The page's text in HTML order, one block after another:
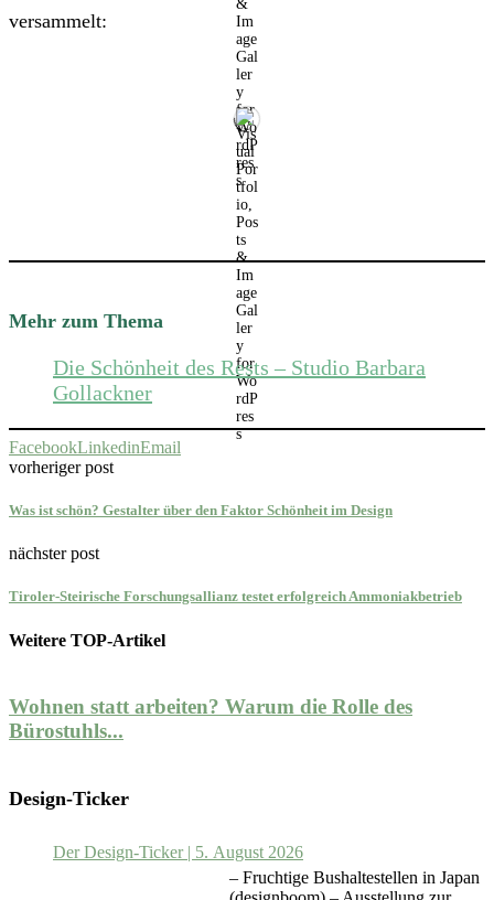
versammelt:
Mehr zum Thema
Die Schönheit des Rests – Studio Barbara
Gollackner
FacebookLinkedinEmail
vorheriger post
Was ist schön? Gestalter über den Faktor Schönheit im Design
nächster post
Tiroler-Steirische Forschungsallianz testet erfolgreich Ammoniakbetrieb
Weitere TOP-Artikel
Wohnen statt arbeiten? Warum die Rolle des
Bürostuhls...
Design-Ticker
Der Design-Ticker | 5. August 2026
– Fruchtige Bushaltestellen in Japan